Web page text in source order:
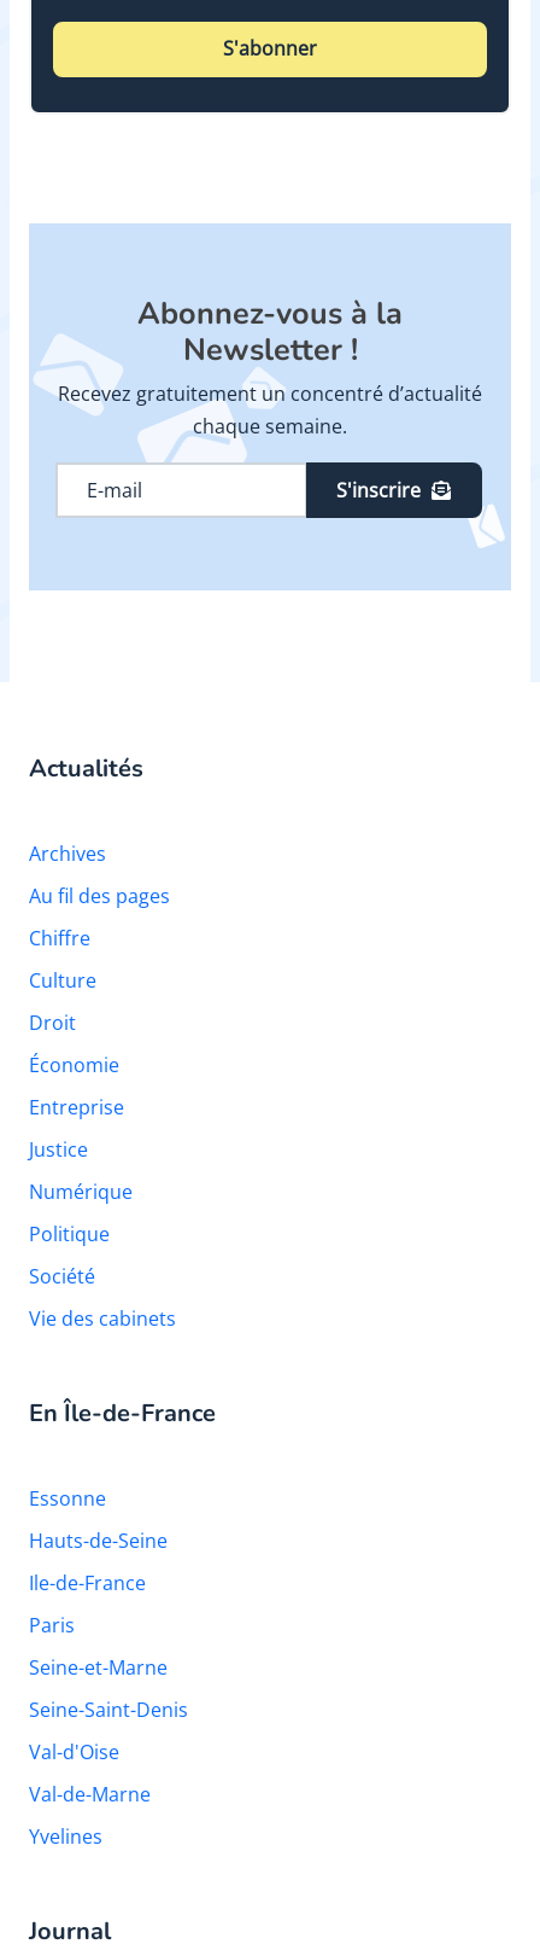
S'abonner
Abonnez-vous à la
Newsletter !
Recevez gratuitement un concentré d’actualité
chaque semaine.
S'inscrire
Actualités
Archives
Au fil des pages
Chiffre
Culture
Droit
Économie
Entreprise
Justice
Numérique
Politique
Société
Vie des cabinets
En Île-de-France
Essonne
Hauts-de-Seine
Ile-de-France
Paris
Seine-et-Marne
Seine-Saint-Denis
Val-d'Oise
Val-de-Marne
Yvelines
Journal